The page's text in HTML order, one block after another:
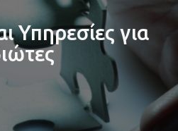
Υπηρεσίες για